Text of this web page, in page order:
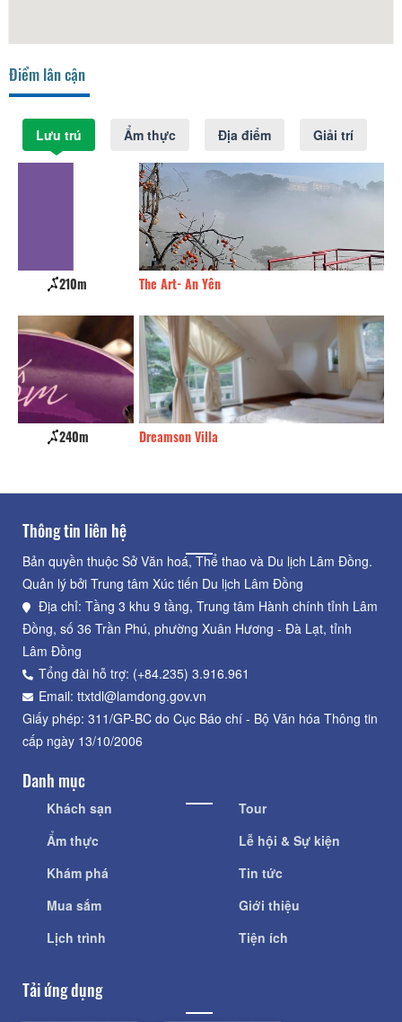
Điểm lân cận
Lưu trú Ẩm thực Địa điểm Giải trí
The Art- An Yên
Dreamson Villa
Thông tin liên hệ
Bản quyền thuộc Sở Văn hoá, Thể thao và Du lịch Lâm Đồng.
Quản lý bởi Trung tâm Xúc tiến Du lịch Lâm Đồng
Địa chỉ: Tầng 3 khu 9 tầng, Trung tâm Hành chính tỉnh Lâm
Đồng, số 36 Trần Phú, phường Xuân Hương - Đà Lạt, tỉnh
Lâm Đồng
Tổng đài hỗ trợ: (+84.235) 3.916.961
Email: ttxtdl@lamdong.gov.vn
Giấy phép: 311/GP-BC do Cục Báo chí - Bộ Văn hóa Thông tin
cấp ngày 13/10/2006
Danh mục
Khách sạn
Ẩm thực
Khám phá
Mua sắm
Lịch trình
Tour
Lễ hội & Sự kiện
Tin tức
Giới thiệu
Tiện ích
Tải ứng dụng